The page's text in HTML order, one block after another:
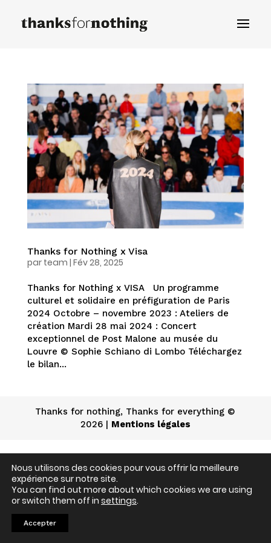
Thanks for Nothing x Visa
par team | Fév 28, 2025
Thanks for Nothing x VISA Un programme
culturel et solidaire en préfiguration de Paris
2024 Octobre – novembre 2023 : Ateliers de
création Mardi 28 mai 2024 : Concert
exceptionnel de Post Malone au musée du
Louvre © Sophie Schiano di Lombo Téléchargez
le bilan...
Thanks for nothing, Thanks for everything ©
2026 | Mentions légales
Nous utilisons des cookies pour vous offrir la meilleure
expérience sur notre site.
You can find out more about which cookies we are using
or switch them off in settings.
Accepter